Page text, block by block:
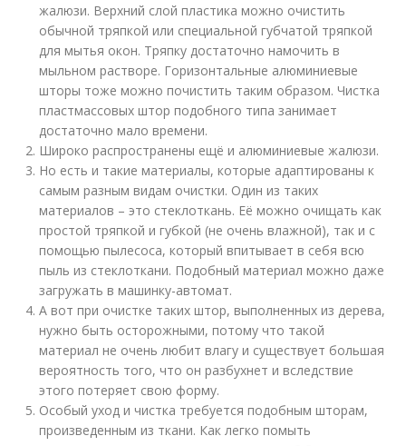
жалюзи. Верхний слой пластика можно очистить
обычной тряпкой или специальной губчатой тряпкой
для мытья окон. Тряпку достаточно намочить в
мыльном растворе. Горизонтальные алюминиевые
шторы тоже можно почистить таким образом. Чистка
пластмассовых штор подобного типа занимает
достаточно мало времени.
Широко распространены ещё и алюминиевые жалюзи.
Но есть и такие материалы, которые адаптированы к
самым разным видам очистки. Один из таких
материалов – это стеклоткань. Её можно очищать как
простой тряпкой и губкой (не очень влажной), так и с
помощью пылесоса, который впитывает в себя всю
пыль из стеклоткани. Подобный материал можно даже
загружать в машинку-автомат.
А вот при очистке таких штор, выполненных из дерева,
нужно быть осторожными, потому что такой
материал не очень любит влагу и существует большая
вероятность того, что он разбухнет и вследствие
этого потеряет свою форму.
Особый уход и чистка требуется подобным шторам,
произведенным из ткани. Как легко помыть